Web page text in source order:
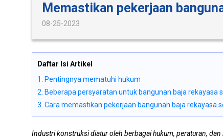
Memastikan pekerjaan
08-25-2023
Daftar Isi Artikel
1. Pentingnya mematuhi hukum
2. Beberapa persyaratan untuk bangunan baja rekayasa
3. Cara memastikan pekerjaan bangunan baja rekayasa
Industri konstruksi diatur oleh berbagai hukum, peraturan,